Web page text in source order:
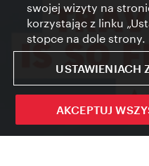
swojej wizyty na
korzystając z linku
stopce na dole strony.
USTAWIENIACH
AKCEPTUJ